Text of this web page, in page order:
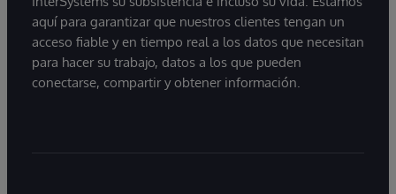
aquí para garantizar que nuestros clientes tengan un
acceso fiable y en tiempo real a los datos que necesitan
para hacer su trabajo, datos a los que pueden
conectarse, compartir y obtener información.